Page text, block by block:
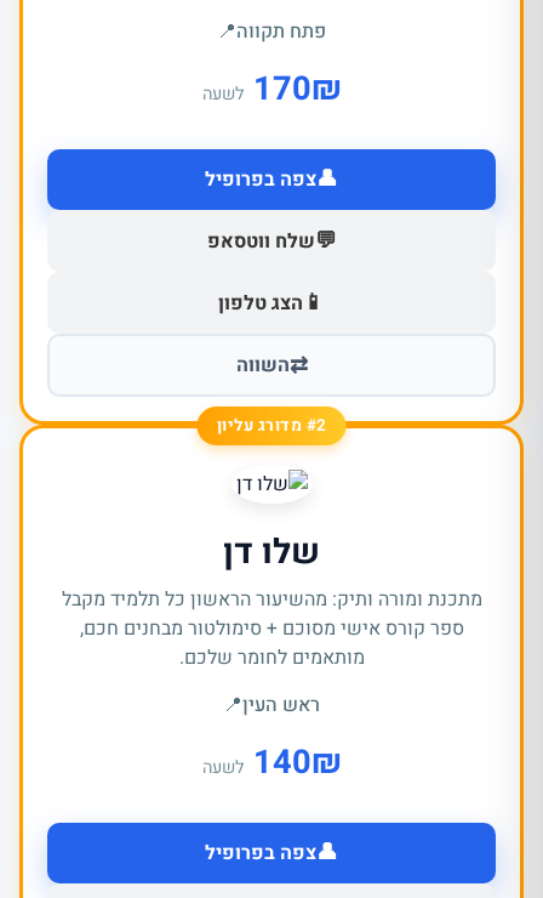
פתח תקווה📍
₪
170 לשעה
👤צפה בפרופיל
💬שלח ווטסאפ
📱 הצג טלפון
⇄השווה
#2 מדורג עליון
שלו דן
מתכנת ומורה ותיק: מהשיעור הראשון כל תלמיד מקבל
ספר קורס אישי מסוכם + סימולטור מבחנים חכם,
מותאמים לחומר שלכם.
ראש העין📍
₪
140 לשעה
👤צפה בפרופיל